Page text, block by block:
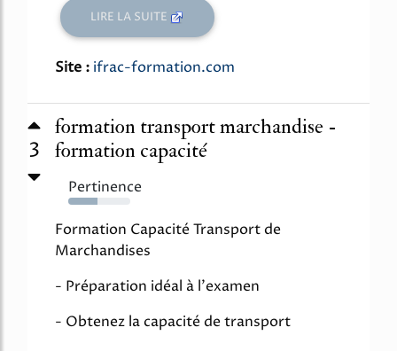
LIRE LA SUITE
Site : ifrac-formation.com
3
formation transport marchandise -
formation capacité
Pertinence
47%
Formation Capacité Transport de
Marchandises
- Préparation idéal à l'examen
- Obtenez la capacité de transport